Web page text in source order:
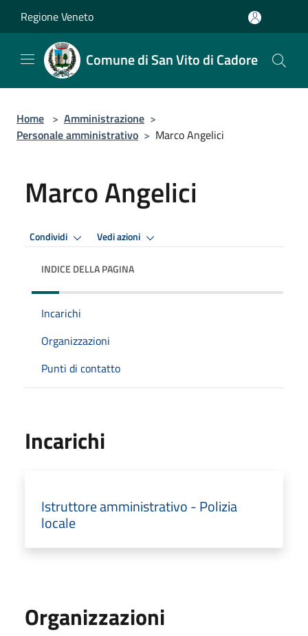
Regione Veneto
Comune di San Vito di Cadore
Home > Amministrazione >
Personale amministrativo > Marco Angelici
Marco Angelici
Condividi Vedi azioni
INDICE DELLA PAGINA
Incarichi
Organizzazioni
Punti di contatto
Incarichi
Istruttore amministrativo - Polizia
locale
Organizzazioni